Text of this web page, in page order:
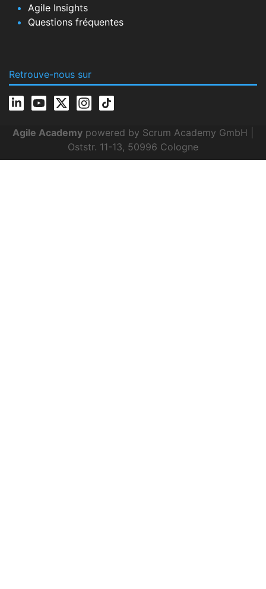
Agile Insights
Questions fréquentes
Retrouve-nous sur
Agile Academy powered by Scrum Academy GmbH |
Oststr. 11-13, 50996 Cologne